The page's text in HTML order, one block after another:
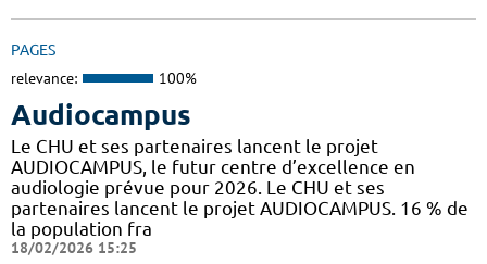
PAGES
relevance: 100%
Audiocampus
Le CHU et ses partenaires lancent le projet
AUDIOCAMPUS, le futur centre d’excellence en
audiologie prévue pour 2026. Le CHU et ses
partenaires lancent le projet AUDIOCAMPUS. 16 % de
la population fra
18/02/2026 15:25